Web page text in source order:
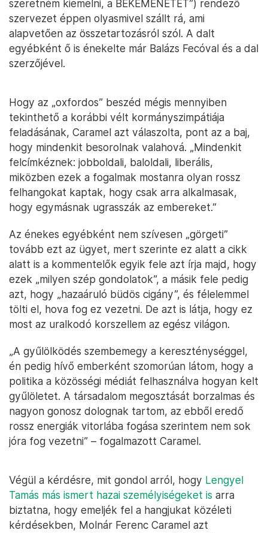
szeretném kiemelni, a BÉKEMENETET”) rendező
szervezet éppen olyasmivel szállt rá, ami
alapvetően az összetartozásról szól. A dalt
egyébként ő is énekelte már Balázs Fecóval és a dal
szerzőjével.
Hogy az „oxfordos” beszéd mégis mennyiben
tekinthető a korábbi vélt kormányszimpátiája
feladásának, Caramel azt válaszolta, pont az a baj,
hogy mindenkit besorolnak valahová. „Mindenkit
felcímkéznek: jobboldali, baloldali, liberális,
miközben ezek a fogalmak mostanra olyan rossz
felhangokat kaptak, hogy csak arra alkalmasak,
hogy egymásnak ugrasszák az embereket.”
Az énekes egyébként nem szívesen „görgeti”
tovább ezt az ügyet, mert szerinte ez alatt a cikk
alatt is a kommentelők egyik fele azt írja majd, hogy
ezek „milyen szép gondolatok”, a másik fele pedig
azt, hogy „hazaáruló büdös cigány”, és félelemmel
tölti el, hova fog ez vezetni. De azt is látja, hogy ez
most az uralkodó korszellem az egész világon.
„A gyűlölködés szembemegy a kereszténységgel,
én pedig hívő emberként szomorúan látom, hogy a
politika a közösségi médiát felhasználva hogyan kelt
gyűlöletet. A társadalom megosztását borzalmas és
nagyon gonosz dolognak tartom, az ebből eredő
rossz energiák vitorlába fogása szerintem nem sok
jóra fog vezetni” – fogalmazott Caramel.
Végül a kérdésre, mit gondol arról, hogy Lengyel
Tamás más ismert hazai személyiségeket is arra
biztatna, hogy emeljék fel a hangjukat közéleti
kérdésekben, Molnár Ferenc Caramel azt